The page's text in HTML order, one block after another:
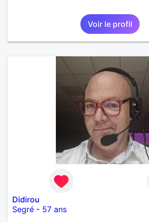
Voir le profil
Didirou
Segré - 57 ans